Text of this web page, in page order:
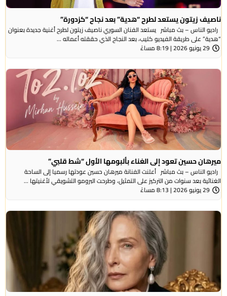
ناصيف زيتون يستعد لطرح “هدية” بعد نجاح “كزدورة”
راديو الناس – بث مباشر يستعد الفنان السوري ناصيف زيتون لطرح أغنية جديدة بعنوان
“هدية” على طريقة الفيديو كليب، بعد النجاح الذي حققته أعماله ...
29 يونيو 2026 | 8:19 مساءً
ميرهان حسين تعود إلى الغناء بألبومها الأول “شط قلبي”
راديو الناس – بث مباشر أعلنت الفنانة ميرهان حسين عودتها رسميا إلى الساحة
الغنائية بعد سنوات من التركيز على التمثيل، وطرحت البرومو التشويقي لأغنيتها ...
29 يونيو 2026 | 8:13 مساءً